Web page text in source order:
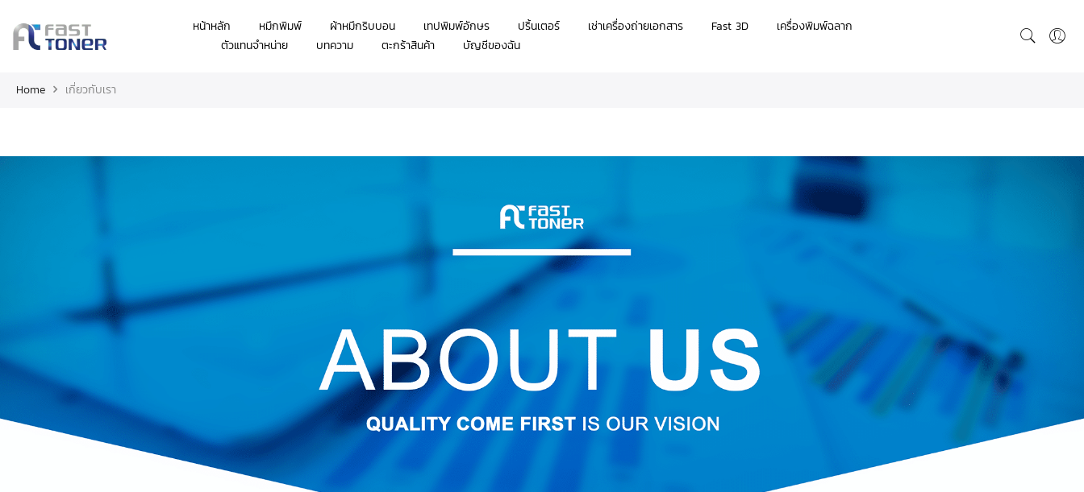
หน้าหลัก หมึกพิมพ์ ผ้าหมึกริบบอน เทปพิมพ์อักษร ปริ้นเตอร์ เช่าเครื่องถ่ายเอกสาร Fast 3D
เครื่องพิมพ์ฉลาก
ตัวแทนจำหน่าย
บทความ ตะกร้าสินค้า บัญชีของฉัน
Home เกี่ยวกับเรา